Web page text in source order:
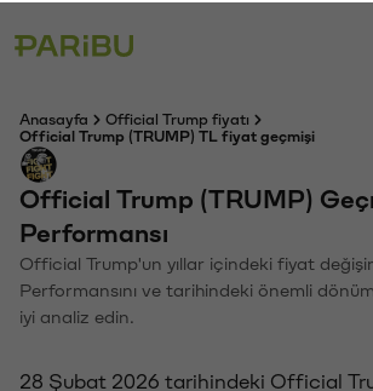
Anasayfa
Official Trump fiyatı
Official Trump (TRUMP) TL fiyat geçmişi
Official Trump (TRUMP)
Performansı
Official Trump'un yıllar içindeki fiyat
Performansını ve tarihindeki önemli
iyi analiz edin.
28 Şubat 2026 tarihindeki Official